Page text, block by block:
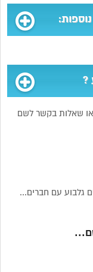
?
שאלות בקשר לשם
גלבוע עם חברים...